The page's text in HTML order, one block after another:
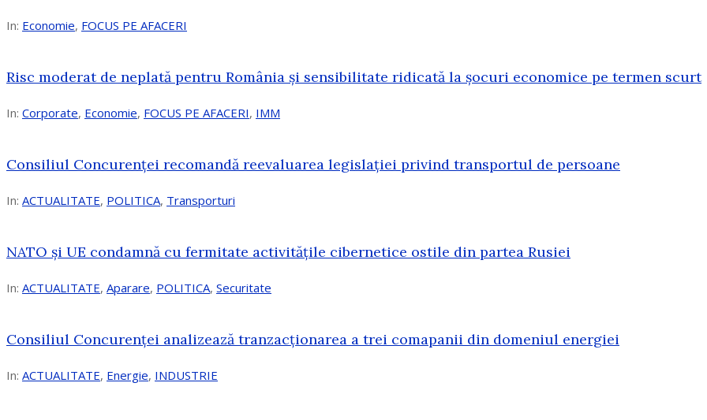
In: Economie, FOCUS PE AFACERI
Risc moderat de neplată pentru România și sensibilitate ridicată la șocuri economice pe termen scurt
In: Corporate, Economie, FOCUS PE AFACERI, IMM
Consiliul Concurenței recomandă reevaluarea legislației privind transportul de persoane
In: ACTUALITATE, POLITICA, Transporturi
NATO și UE condamnă cu fermitate activitățile cibernetice ostile din partea Rusiei
In: ACTUALITATE, Aparare, POLITICA, Securitate
Consiliul Concurenţei analizează tranzacționarea a trei comapanii din domeniul energiei
In: ACTUALITATE, Energie, INDUSTRIE